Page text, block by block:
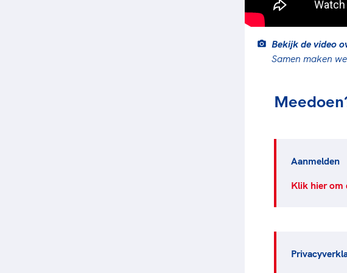
Bekijk de video
Samen maken
Aanmelden
Klik hier om